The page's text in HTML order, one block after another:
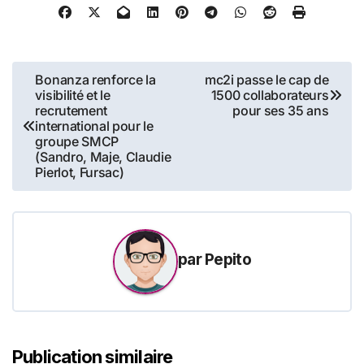
Navigation
l’article
Bonanza renforce la
visibilité et le
recrutement
international pour le
groupe SMCP
(Sandro, Maje, Claudie
Pierlot, Fursac)
mc2i passe le cap de
1500 collaborateurs
pour ses 35 ans
parPepito
Publication similaire